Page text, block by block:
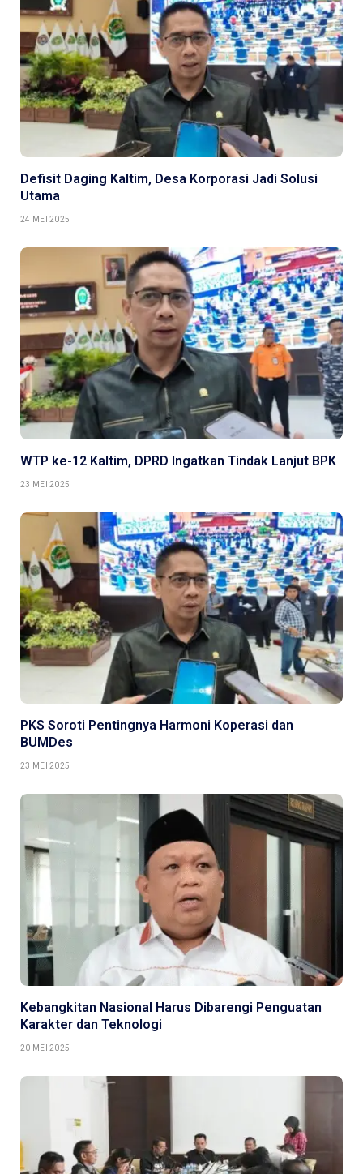
Defisit Daging Kaltim, Desa Korporasi Jadi Solusi
Utama
24 MEI 2025
WTP ke-12 Kaltim, DPRD Ingatkan Tindak Lanjut BPK
23 MEI 2025
PKS Soroti Pentingnya Harmoni Koperasi dan
BUMDes
23 MEI 2025
Kebangkitan Nasional Harus Dibarengi Penguatan
Karakter dan Teknologi
20 MEI 2025